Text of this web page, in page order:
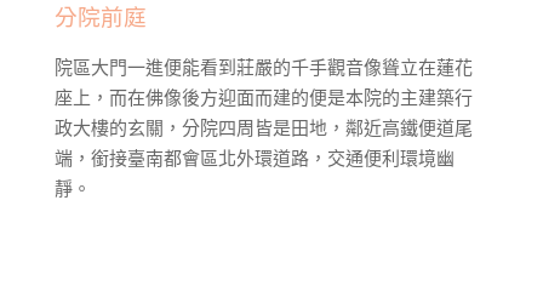
分院前庭
院區大門一進便能看到莊嚴的千手觀音像聳立在蓮花
座上，而在佛像後方迎面而建的便是本院的主建築行
政大樓的玄關，分院四周皆是田地，鄰近高鐵便道尾
端，銜接臺南都會區北外環道路，交通便利環境幽
靜。